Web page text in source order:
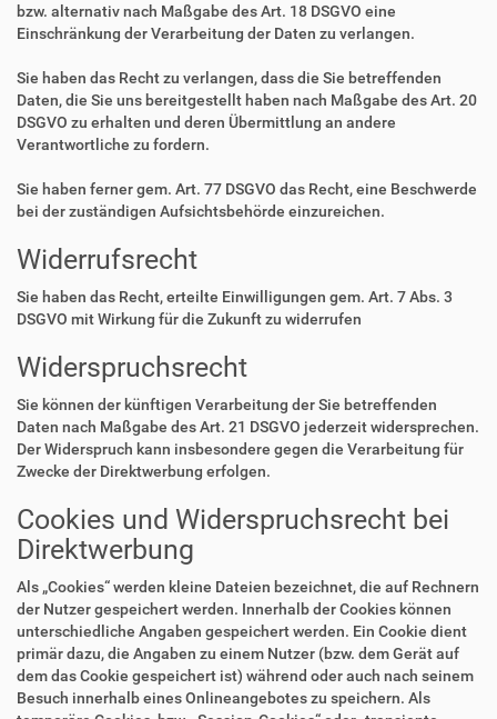
bzw. alternativ nach Maßgabe des Art. 18 DSGVO eine
Einschränkung der Verarbeitung der Daten zu verlangen.
Sie haben das Recht zu verlangen, dass die Sie betreffenden
Daten, die Sie uns bereitgestellt haben nach Maßgabe des Art. 20
DSGVO zu erhalten und deren Übermittlung an andere
Verantwortliche zu fordern.
Sie haben ferner gem. Art. 77 DSGVO das Recht, eine Beschwerde
bei der zuständigen Aufsichtsbehörde einzureichen.
Widerrufsrecht
Sie haben das Recht, erteilte Einwilligungen gem. Art. 7 Abs. 3
DSGVO mit Wirkung für die Zukunft zu widerrufen
Widerspruchsrecht
Sie können der künftigen Verarbeitung der Sie betreffenden
Daten nach Maßgabe des Art. 21 DSGVO jederzeit widersprechen.
Der Widerspruch kann insbesondere gegen die Verarbeitung für
Zwecke der Direktwerbung erfolgen.
Cookies und Widerspruchsrecht bei
Direktwerbung
Als „Cookies“ werden kleine Dateien bezeichnet, die auf Rechnern
der Nutzer gespeichert werden. Innerhalb der Cookies können
unterschiedliche Angaben gespeichert werden. Ein Cookie dient
primär dazu, die Angaben zu einem Nutzer (bzw. dem Gerät auf
dem das Cookie gespeichert ist) während oder auch nach seinem
Besuch innerhalb eines Onlineangebotes zu speichern. Als